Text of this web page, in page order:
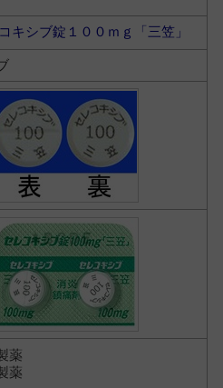
キシブ錠１００ｍｇ「三笠」
薬
薬